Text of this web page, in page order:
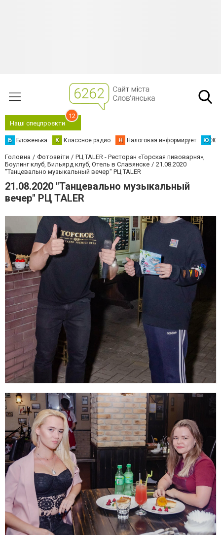
Наші спецпроєкти
12
Б Бложенька К Классное радио Н Налоговая информирует Ю
Головна Фотозвіти
РЦ TALER - Ресторан «Торская пивоварня»,
Боулинг клуб, Бильярд клуб, Отель в Славянске
21.08.2020
"Танцевально музыкальный вечер" РЦ TALER
21.08.2020 "Танцевально музыкальный
вечер" РЦ TALER